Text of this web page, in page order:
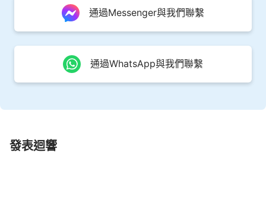
位； 人對神的認識有多高， 人心裏的神就有多大。
如果你認識的神是空洞的， 是渺茫的， 那你所信的
範圍裏， 那你的神就是一個小小的神， 與真實的神
自己毫無關係。 所以，認識神的實際作為， 認識神
認識神的所有所是， 認識神在萬物中彰顯的作為，
入真理實際有直接關係。
通過Messenger與我們聯繫
通過WhatsApp與我們聯繫
發表迴響